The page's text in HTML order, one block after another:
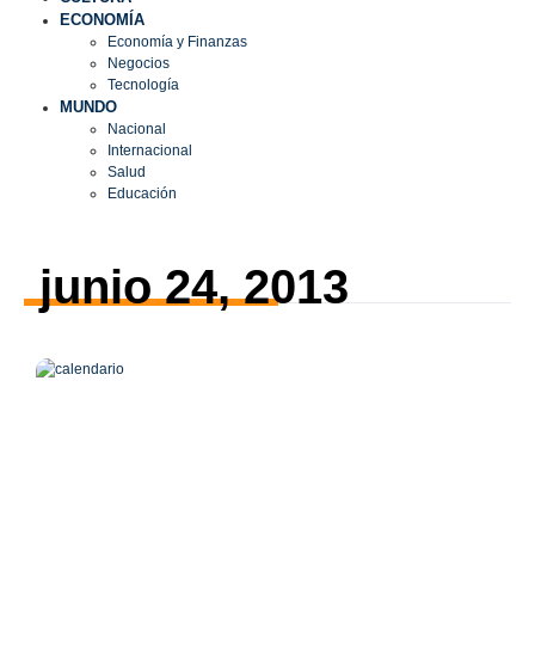
ECONOMÍA
Economía y Finanzas
Negocios
Tecnología
MUNDO
Nacional
Internacional
Salud
Educación
junio 24, 2013